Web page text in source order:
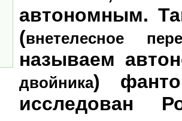
автономным.
(внетелесное
называем
двойника)
исследован